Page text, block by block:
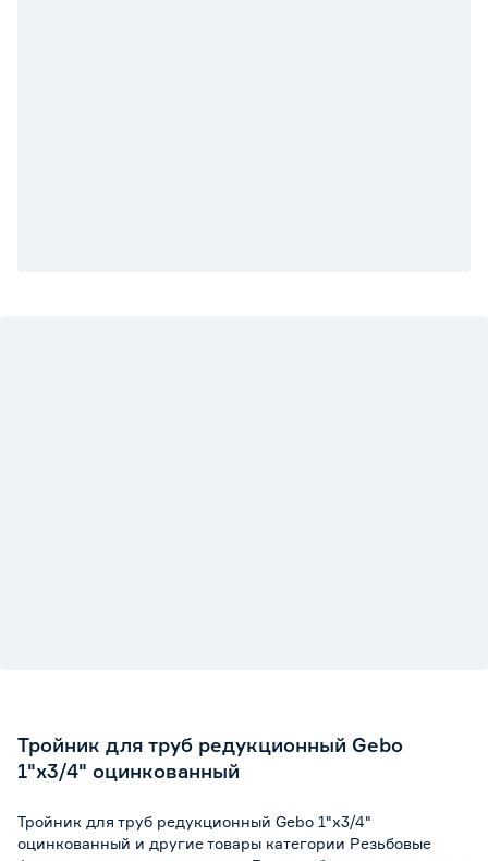
Тройник для труб редукционный Gebo
1"x3/4" оцинкованный
Тройник для труб редукционный Gebo 1"x3/4"
оцинкованный и другие товары категории Резьбовые